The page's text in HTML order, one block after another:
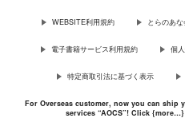
WEBSITE利用規約 とらのあ
電子書籍サービス利用規約 個
特定商取引法に基づく表示
For Overseas customer, now you can ship
services “AOCS”! Click